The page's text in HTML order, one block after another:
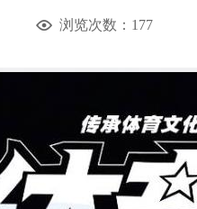
浏览次数： 177